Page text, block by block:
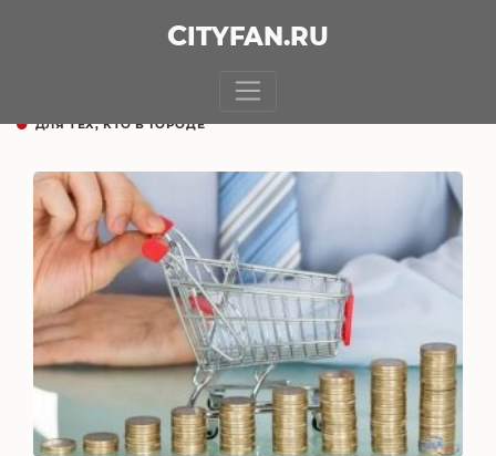
CITYFAN.RU
ДЛЯ ТЕХ, КТО В ГОРОДЕ